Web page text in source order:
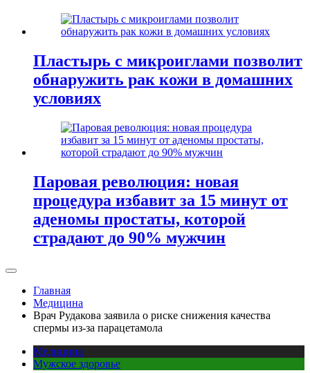
Пластырь с микроиглами позволит
обнаружить рак кожи в домашних
условиях
Паровая революция: новая
процедура избавит за 15 минут от
аденомы простаты, которой
страдают до 90% мужчин
Главная
Медицина
Врач Рудакова заявила о риске снижения качества
спермы из-за парацетамола
Медицина
Мужское здоровье